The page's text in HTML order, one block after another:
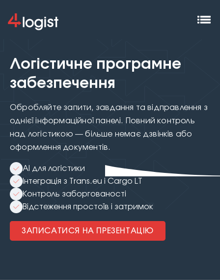
Логістичне програмне
забезпечення
Обробляйте запити, завдання та відправлення з
однієї інформаційної панелі. Повний контроль
над логістикою — більше немає дзвінків або
оформлення документів.
AI для логістики
Інтеграція з Trans.eu і Cargo LT
Контроль заборгованості
Відстеження простоїв і затримок
ЗАПИСАТИСЯ НА ПРЕЗЕНТАЦІЮ